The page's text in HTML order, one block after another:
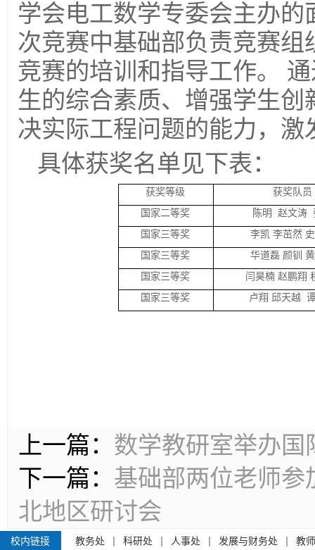
学会电工数学专委会主办
次竞赛中基础部负责竞赛
竞赛的培训和指导工作。
生的综合素质、增强学生
决实际工程问题的能力，
具体获奖名单见下表：
获奖等级
获奖队员
国家二等奖
陈明 赵文涛
国家三等奖
李凯 李茁然
国家三等奖
华道磊 颜钏
国家三等奖
闫昊楠 赵鹏翔
国家三等奖
卢翔 邱天越
上一篇： 数学教研室举办国
下一篇： 基础部两位老师参
北地区研讨会
校内链接 教务处 科研处 人事处 发展与财务处 教